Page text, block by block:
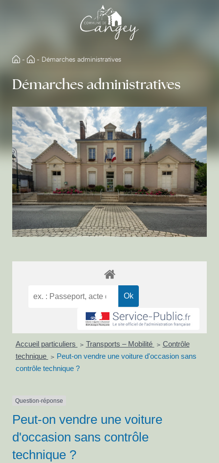
- - Démarches administratives
Démarches administratives
Accueil particuliers > Transports – Mobilité > Contrôle
technique
> Peut-on vendre une voiture d'occasion sans
contrôle technique ?
Question-réponse
Peut-on vendre une voiture
d'occasion sans contrôle
technique ?